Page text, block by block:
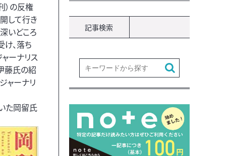
）の反権
して行き
いどころ
、落ち
ーナリス
藤氏の紹
ャーナリ
た岡留氏
記事検索